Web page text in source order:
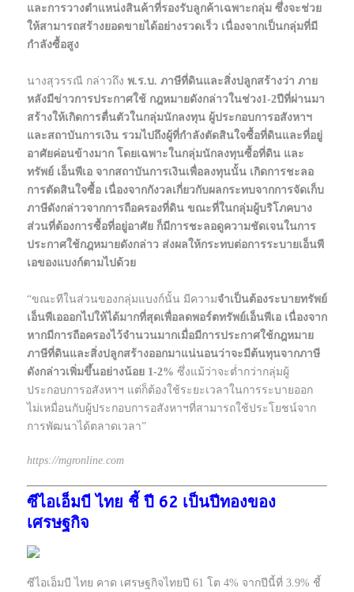
และการวางตำแหน่งสินค้าที่รองรับลูกค้าเฉพาะกลุ่ม ซึ่งจะช่วย
ให้สามารถสร้างยอดขายได้อย่างรวดเร็ว เนื่องจากเป็นกลุ่มที่มี
กำลังซื้อสูง
นางสุวรรณี กล่าวถึง พ.ร.บ. ภาษีที่ดินและสิ่งปลูกสร้างว่า ภาย
หลังมีข่าวการประกาศใช้ กฎหมายดังกล่าวในช่วง1-2ปีที่ผ่านมา
สร้างให้เกิดการตื่นตัวในกลุ่มนักลงทุน ผู้ประกอบการอสังหาฯ
และสถาบันการเงิน รวมไปถึงผู้ที่กำลังตัดสินใจซื้อที่ดินและที่อยู่
อาศัยค่อนข้างมาก โดยเฉพาะในกลุ่มนักลงทุนซื้อที่ดิน และ
ทรัพย์ เอ็นพีเอ จากสถาบันการเงินเพื่อลงทุนนั้น เกิดการชะลอ
การตัดสินใจซื้อ เนื่องจากกังวลเกี่ยวกับผลกระทบจากการจัดเก็บ
ภาษีดังกล่าวจากการถือครองที่ดิน ขณะที่ในกลุ่มผู้บริโภคบาง
ส่วนที่ต้องการซื้อที่อยู่อาศัย ก็มีการชะลอดูความชัดเจนในการ
ประกาศใช้กฎหมายดังกล่าว ส่งผลให้กระทบต่อการระบายเอ็นพี
เอของแบงก์ตามไปด้วย
“ขณะทีในส่วนของกลุ่มแบงก์นั้น มีความจำเป็นต้องระบายทรัพย์
เอ็นพีเอออกไปให้ได้มากที่สุดเพื่อลดพอร์ตทรัพย์เอ็นพีเอ เนื่องจาก
หากมีการถือครองไว้จำนวนมากเมื่อมีการประกาศใช้กฎหมาย
ภาษีที่ดินและสิ่งปลูกสร้างออกมาแน่นอนว่าจะมีต้นทุนจากภาษี
ดังกล่าวเพิ่มขึ้นอย่างน้อย 1-2% ซึ่งแม้ว่าจะต่ำกว่ากลุ่มผู้
ประกอบการอสังหาฯ แต่ก็ต้องใช้ระยะเวลาในการระบายออก
ไม่เหมื่อนกับผู้ประกอบการอสังหาฯที่สามารถใช้ประโยชน์จาก
การพัฒนาได้ตลาดเวลา”
https://mgronline.com
ซีไอเอ็มบี ไทย ชี้ ปี 62 เป็นปีทองของ
เศรษฐกิจ
ซีไอเอ็มบี ไทย คาด เศรษฐกิจไทยปี 61 โต 4% จากปีนี้ที่ 3.9% ชี้